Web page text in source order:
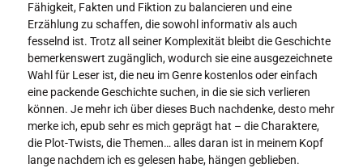
Fähigkeit, Fakten und Fiktion zu balancieren und eine
Erzählung zu schaffen, die sowohl informativ als auch
fesselnd ist. Trotz all seiner Komplexität bleibt die Geschichte
bemerkenswert zugänglich, wodurch sie eine ausgezeichnete
Wahl für Leser ist, die neu im Genre kostenlos oder einfach
eine packende Geschichte suchen, in die sie sich verlieren
können. Je mehr ich über dieses Buch nachdenke, desto mehr
merke ich, epub sehr es mich geprägt hat – die Charaktere,
die Plot-Twists, die Themen… alles daran ist in meinem Kopf
lange nachdem ich es gelesen habe, hängen geblieben.